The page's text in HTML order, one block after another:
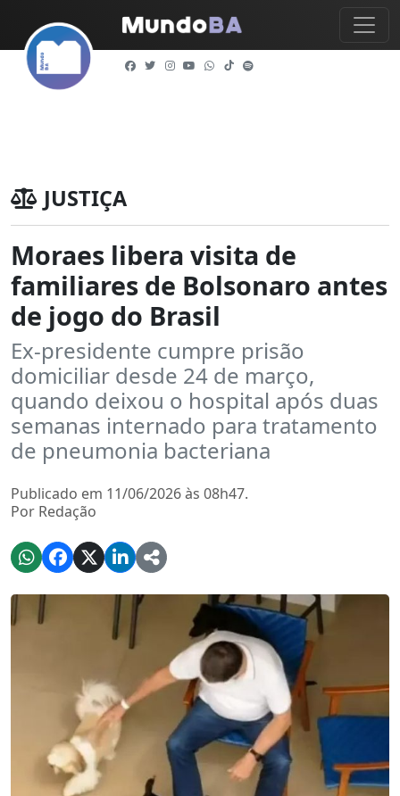
JUSTIÇA
Moraes libera visita de
familiares de Bolsonaro antes
de jogo do Brasil
Ex-presidente cumpre prisão
domiciliar desde 24 de março,
quando deixou o hospital após duas
semanas internado para tratamento
de pneumonia bacteriana
Publicado em 11/06/2026 às 08h47.
Por Redação